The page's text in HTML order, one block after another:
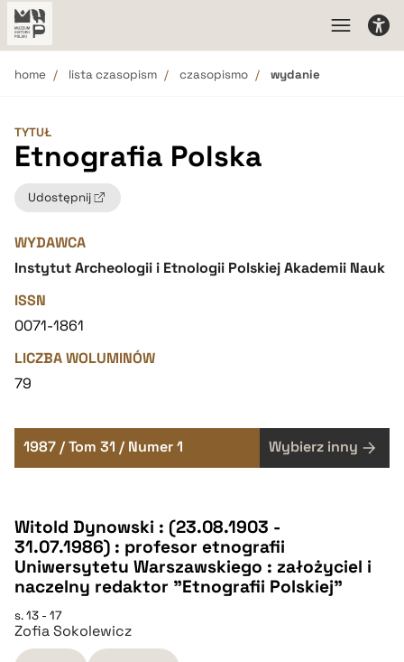
home lista czasopism czasopismo wydanie
TYTUŁ
Etnografia Polska
Udostępnij
WYDAWCA
Instytut Archeologii i Etnologii Polskiej Akademii Nauk
ISSN
0071-1861
LICZBA WOLUMINÓW
79
1987 / Tom 31 / Numer 1 Wybierz inny
Witold Dynowski : (23.08.1903 -
31.07.1986) : profesor etnografii
Uniwersytetu Warszawskiego : założyciel i
naczelny redaktor "Etnografii Polskiej"
s. 13 - 17
Zofia Sokolewicz